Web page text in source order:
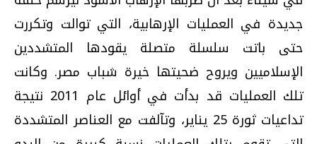
جديدة في العمليات الإرهابية، التي توالت وتكررت
حتى باتت سلسلة متصلة يقودها المتشددين
الإسلاميين ويروح ضحيتها خيرة شباب مصر. وكانت
تلك العمليات قد بدأت في أوائل عام 2011 نتيجة
تداعيات ثورة 25 يناير، وتآلفت مع العناصر المتشددة